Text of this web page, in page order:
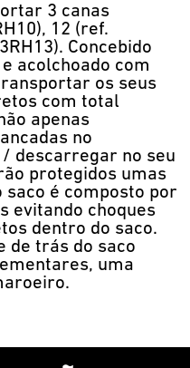
3 canas
12 (ref.
Concebido
acolchoado com
os seus
com total
apenas
no
descarregar no seu
protegidos umas
saco é composto por
evitando choques
dentro do saco.
de trás do saco
uma